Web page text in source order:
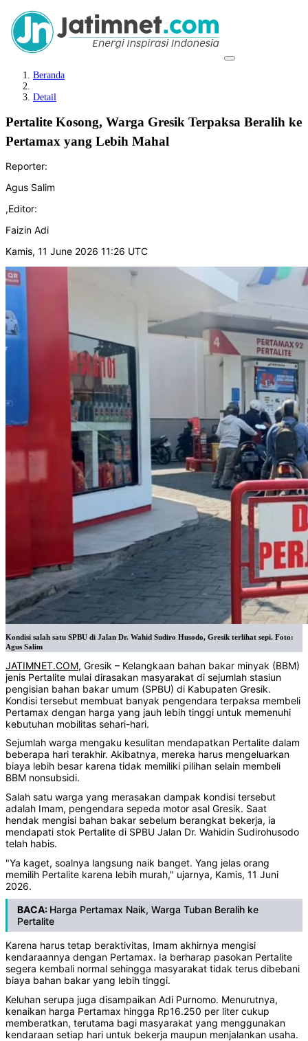
Beranda
Detail
Pertalite Kosong, Warga Gresik Terpaksa Beralih ke
Pertamax yang Lebih Mahal
Reporter:
Agus Salim
,Editor:
Faizin Adi
Kamis, 11 June 2026 11:26 UTC
Kondisi salah satu SPBU di Jalan Dr. Wahid Sudiro Husodo, Gresik terlihat sepi. Foto:
Agus Salim
JATIMNET.COM, Gresik – Kelangkaan bahan bakar minyak (BBM)
jenis Pertalite mulai dirasakan masyarakat di sejumlah stasiun
pengisian bahan bakar umum (SPBU) di Kabupaten Gresik.
Kondisi tersebut membuat banyak pengendara terpaksa membeli
Pertamax dengan harga yang jauh lebih tinggi untuk memenuhi
kebutuhan mobilitas sehari-hari.
Sejumlah warga mengaku kesulitan mendapatkan Pertalite dalam
beberapa hari terakhir. Akibatnya, mereka harus mengeluarkan
biaya lebih besar karena tidak memiliki pilihan selain membeli
BBM nonsubsidi.
Salah satu warga yang merasakan dampak kondisi tersebut
adalah Imam, pengendara sepeda motor asal Gresik. Saat
hendak mengisi bahan bakar sebelum berangkat bekerja, ia
mendapati stok Pertalite di SPBU Jalan Dr. Wahidin Sudirohusodo
telah habis.
"Ya kaget, soalnya langsung naik banget. Yang jelas orang
memilih Pertalite karena lebih murah," ujarnya, Kamis, 11 Juni
2026.
BACA: Harga Pertamax Naik, Warga Tuban Beralih ke
Pertalite
Karena harus tetap beraktivitas, Imam akhirnya mengisi
kendaraannya dengan Pertamax. Ia berharap pasokan Pertalite
segera kembali normal sehingga masyarakat tidak terus dibebani
biaya bahan bakar yang lebih tinggi.
Keluhan serupa juga disampaikan Adi Purnomo. Menurutnya,
kenaikan harga Pertamax hingga Rp16.250 per liter cukup
memberatkan, terutama bagi masyarakat yang menggunakan
kendaraan setiap hari untuk bekerja maupun menjalankan usaha.